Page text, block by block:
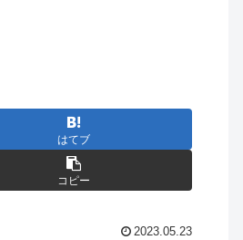
はてブ
コピー
2023.05.23